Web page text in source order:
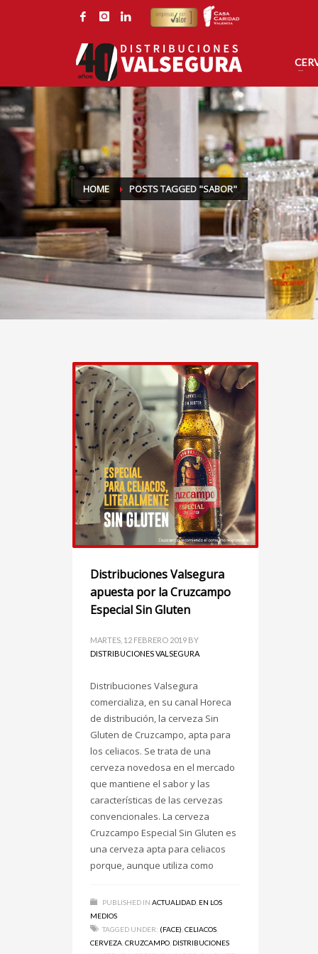
CONTACTE CON DISTRIBUCIONES VALSEGURA
valsegura@valsegura.com
HOME POSTS TAGGED "SABOR"
Distribuciones Valsegura
apuesta por la Cruzcampo
Especial Sin Gluten
MARTES, 12 FEBRERO 2019 BY
DISTRIBUCIONES VALSEGURA
Distribuciones Valsegura
comercializa, en su canal Horeca
de distribución, la cerveza Sin
Gluten de Cruzcampo, apta para
los celiacos. Se trata de una
cerveza novedosa en el mercado
que mantiene el sabor y las
características de las cervezas
convencionales. La cerveza
Cruzcampo Especial Sin Gluten es
una cerveza apta para celiacos
porque, aunque utiliza como
PUBLISHED IN ACTUALIDAD, EN LOS
MEDIOS
TAGGED UNDER: (FACE),CELIACOS,
CERVEZA,CRUZCAMPO, DISTRIBUCIONES